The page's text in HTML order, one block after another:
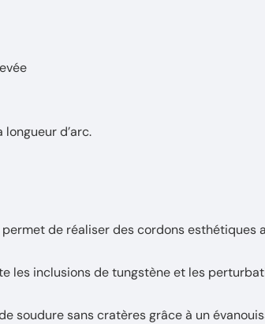
d’arc.
de réaliser des cordons esthétiques
les inclusions de tungstène et les
sans cratères grâce à un